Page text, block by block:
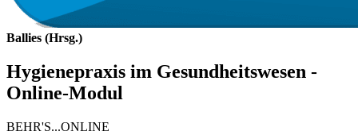
Ballies (Hrsg.)
Hygienepraxis im Gesundheitswesen -
Online-Modul
BEHR'S...ONLINE